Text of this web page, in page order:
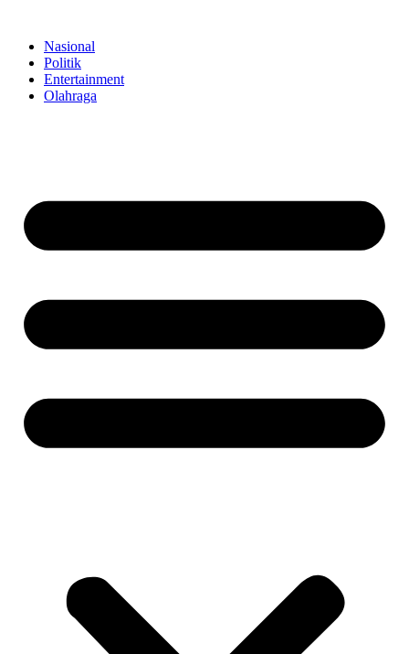
contentNasional
Politik
Entertainment
Olahraga